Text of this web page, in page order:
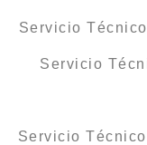
Servicio
Servicio
Servicio